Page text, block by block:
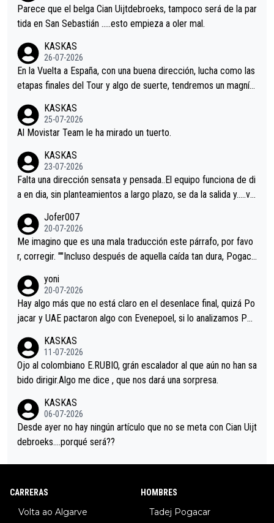
astian.Si en la Vuelta a Burgos sigue la mejoría, podríamos ten
er alguna sorpresa en la Vuelta.Ojalá.
Parece que el belga Cian Uijtdebroeks, tampoco será de la par
tida en San Sebastián …..esto empieza a oler mal.
KASKAS
26-07-2026
En la Vuelta a España, con una buena dirección, lucha como las
etapas finales del Tour y algo de suerte, tendremos un magnífi
KASKAS
25-07-2026
Al Movistar Team le ha mirado un tuerto.
KASKAS
23-07-2026
Falta una dirección sensata y pensada..El equipo funciona de di
a en dia, sin planteamientos a largo plazo, se da la salida y…..ve
Minguez, Velez etc etc.Me da pena vivir estos momentos tan
tristes sin victorias.
Jofer007
20-07-2026
Me imagino que es una mala traducción este párrafo, por favo
r, corregir. ""Incluso después de aquella caída tan dura, Pogaca
permaneció pegado a su rueda. Parecía increíble la forma en l
a que era capaz de controlar el miedo", recordó."
yoni
20-07-2026
Hay algo más que no está claro en el desenlace final, quizá Po
jacar y UAE pactaron algo con Evenepoel, si lo analizamos Poj
i sin pedalear, luego está el saludo con Evenepoel dándose la
mano de una manera muy fraternal, más allá de los típicos toqu
es en el hombro con que saludaba a Vingegard. Ahí hubo una in
eta, a ver si por querer poner a Del Toro con calzador en posi
ción de podio UAE y Pojacar se van complicar el tour.
KASKAS
11-07-2026
Ojo al colombiano E.RUBIO, grán escalador al que aún no han sa
bido dirigir.Algo me dice , que nos dará una sorpresa.
KASKAS
06-07-2026
Desde ayer no hay ningún artículo que no se meta con Cian Uijt
debroeks….porqué será??
CARRERAS
Volta ao Algarve
HOMBRES
Tadej Pogacar